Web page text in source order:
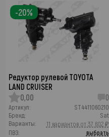
Редуктор рулевой TOYOTA
LAND CRUISER
0,00
0
Артикул:
ST4411060210
Бренд:
Sat
Варианты:
11 вариантов от 37 602 ₽
ПВЗ:
выбрать
-20%